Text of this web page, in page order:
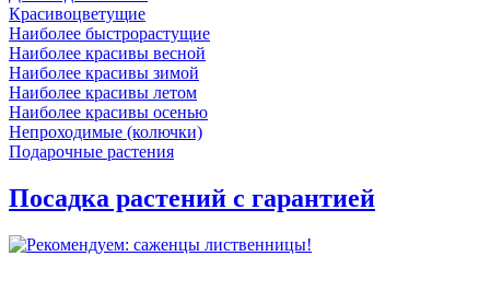
Красивоцветущие
Наиболее быстрорастущие
Наиболее красивы весной
Наиболее красивы зимой
Наиболее красивы летом
Наиболее красивы осенью
Непроходимые (колючки)
Подарочные растения
Посадка растений с гарантией